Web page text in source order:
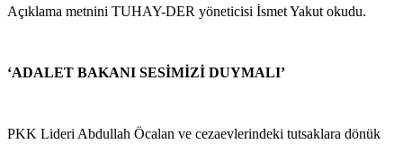
Açıklama metnini TUHAY-DER yöneticisi İsmet Yakut okudu.
‘ADALET BAKANI SESİMİZİ DUYMALI’
PKK Lideri Abdullah Öcalan ve cezaevlerindeki tutsaklara dönük